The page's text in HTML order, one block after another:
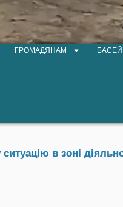
ГРОМАДЯНАМ
в зоні